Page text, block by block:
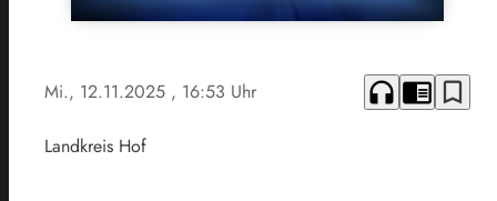
Mi., 12.11.2025 , 16:53 Uhr headphones chrome_reader_mode bookmark_border
Landkreis Hof